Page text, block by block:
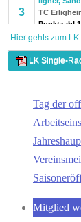
Tag der
Mitglied